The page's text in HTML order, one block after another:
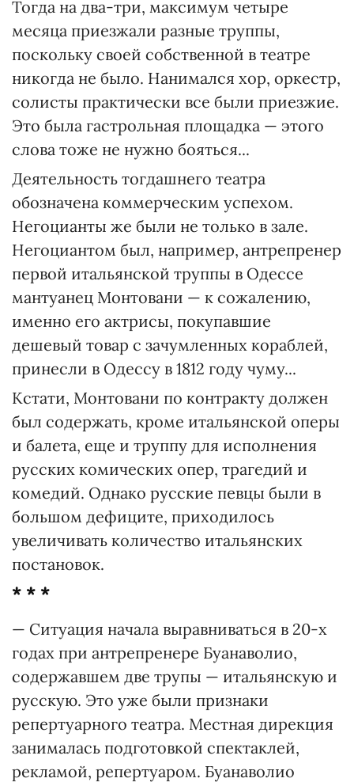
Тогда на два-три, максимум четыре
месяца приезжали разные труппы,
поскольку своей собственной в театре
никогда не было. Нанимался хор, оркестр,
солисты практически все были приезжие.
Это была гастрольная площадка — этого
слова тоже не нужно бояться...
Деятельность тогдашнего театра
обозначена коммерческим успехом.
Негоцианты же были не только в зале.
Негоциантом был, например, антрепренер
первой итальянской труппы в Одессе
мантуанец Монтовани — к сожалению,
именно его актрисы, покупавшие
дешевый товар с зачумленных кораблей,
принесли в Одессу в 1812 году чуму...
Кстати, Монтовани по контракту должен
был содержать, кроме итальянской оперы
и балета, еще и труппу для исполнения
русских комических опер, трагедий и
комедий. Однако русские певцы были в
большом дефиците, приходилось
увеличивать количество итальянских
постановок.
* * *
— Ситуация начала выравниваться в 20-х
годах при антрепренере Буанаволио,
содержавшем две трупы — итальянскую и
русскую. Это уже были признаки
репертуарного театра. Местная дирекция
занималась подготовкой спектаклей,
рекламой, репертуаром. Буанаволио